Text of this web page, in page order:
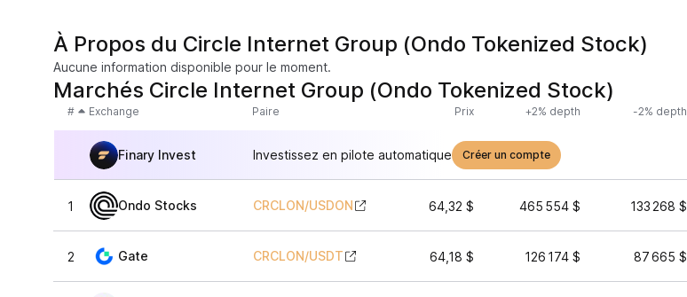
À Propos du Circle Internet Group (Ondo Tokenized Stock)
Aucune information disponible pour le moment.
Marchés Circle Internet Group (Ondo Tokenized Stock)
# Exchange Paire Prix +2% depth -2% depth
Finary Invest Investissez en pilote automatique Créer un compte
1 Ondo Stocks CRCLON/USDON 64,32 $ 465 554 $ 133 268 $
2 Gate CRCLON/USDT 64,18 $ 126 174 $ 87 665 $